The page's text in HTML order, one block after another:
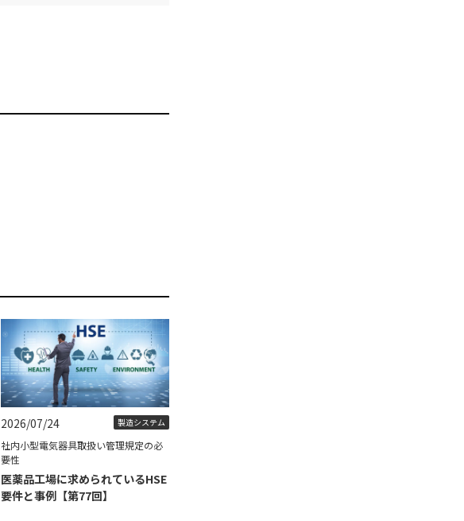
2026/07/24 製造システム
社内小型電気器具取扱い管理規定の必
要性
医薬品工場に求められているHSE
要件と事例【第77回】